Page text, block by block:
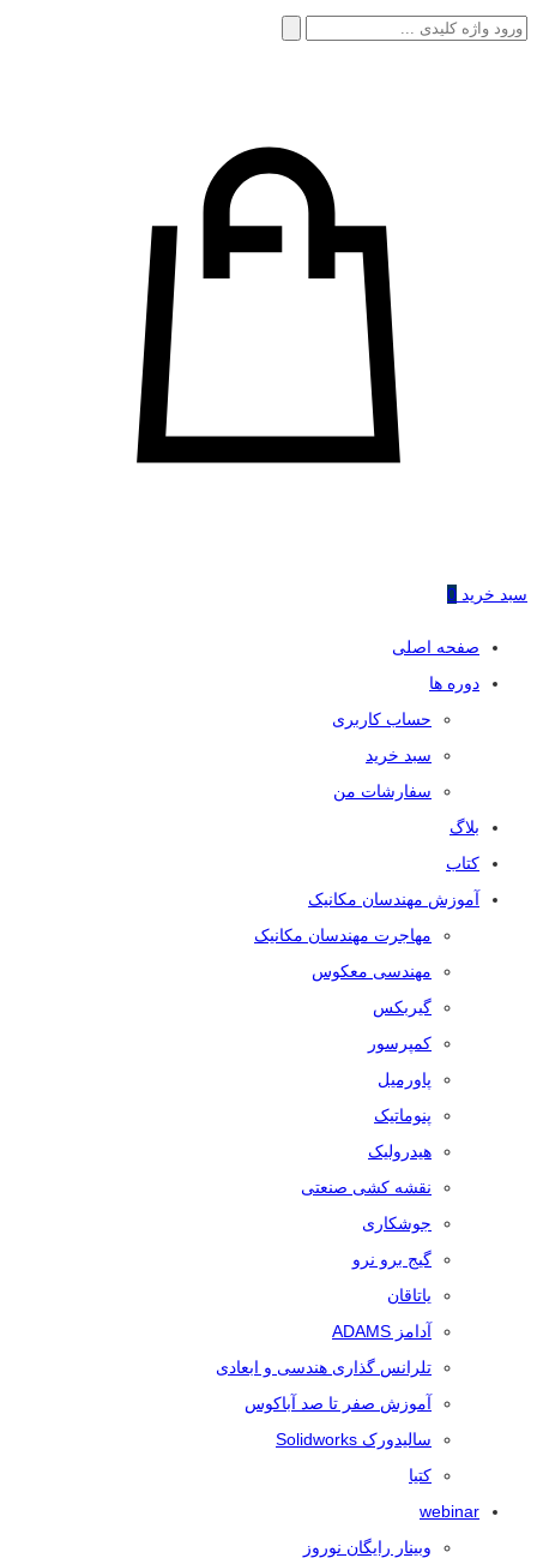
جستجو
سبد خرید 0
صفحه اصلی
دوره ها
حساب کاربری
سبد خرید
سفارشات من
بلاگ
کتاب
آموزش مهندسان مکانیک
مهاجرت مهندسان مکانیک
مهندسی معکوس
گیربکس
کمپرسور
پاورمیل
پنوماتیک
هیدرولیک
نقشه کشی صنعتی
جوشکاری
گیج برو نرو
یاتاقان
آدامز ADAMS
تلرانس‌ گذاری هندسی و ابعادی
آموزش صفر تا صد آباکوس
سالیدورک Solidworks
کتیا
webinar
وبینار رایگان نوروز